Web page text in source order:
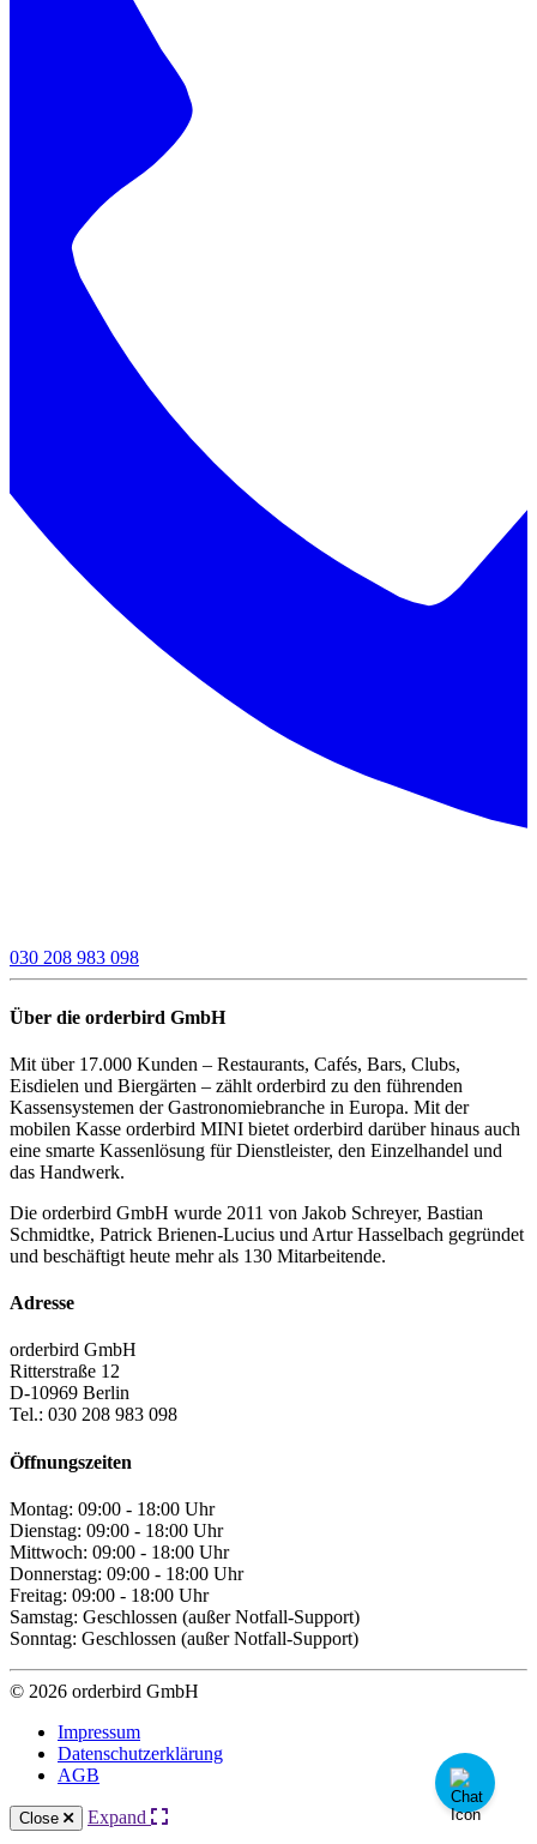
030 208 983 098
Über die orderbird GmbH
Mit über 17.000 Kunden – Restaurants, Cafés, Bars, Clubs,
Eisdielen und Biergärten – zählt orderbird zu den führenden
Kassensystemen der Gastronomiebranche in Europa. Mit der
mobilen Kasse orderbird MINI bietet orderbird darüber hinaus auch
eine smarte Kassenlösung für Dienstleister, den Einzelhandel und
das Handwerk.
Die orderbird GmbH wurde 2011 von Jakob Schreyer, Bastian
Schmidtke, Patrick Brienen-Lucius und Artur Hasselbach gegründet
und beschäftigt heute mehr als 130 Mitarbeitende.
Adresse
orderbird GmbH
Ritterstraße 12
D-10969 Berlin
Tel.: 030 208 983 098
Öffnungszeiten
Montag: 09:00 - 18:00 Uhr
Dienstag: 09:00 - 18:00 Uhr
Mittwoch: 09:00 - 18:00 Uhr
Donnerstag: 09:00 - 18:00 Uhr
Freitag: 09:00 - 18:00 Uhr
Samstag: Geschlossen (außer Notfall-Support)
Sonntag: Geschlossen (außer Notfall-Support)
© 2026 orderbird GmbH
Impressum
Datenschutzerklärung
AGB
Close Expand